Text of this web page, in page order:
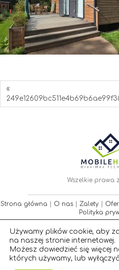
«
Wszelkie prawa
Strona główna O nas| Zalety|
Polityka
Projekt i
Używamy plików cookie, aby
na naszej stronie internetowej.
Możesz dowiedzieć się więcej
których używamy, lub